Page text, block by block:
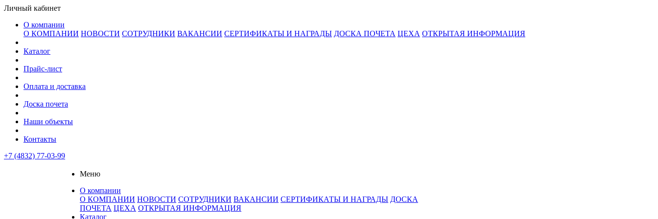
Личный кабинет
О компании
О КОМПАНИИ НОВОСТИ СОТРУДНИКИ ВАКАНСИИ СЕРТИФИКАТЫ И НАГРАДЫ ДОСКА ПОЧЕТА ЦЕХА ОТКРЫТАЯ ИНФОРМАЦИЯ
Каталог
Прайс-лист
Оплата и доставка
Доска почета
Наши объекты
Контакты
+7 (4832) 77-03-99
Меню
О компании
О КОМПАНИИ НОВОСТИ СОТРУДНИКИ ВАКАНСИИ СЕРТИФИКАТЫ И НАГРАДЫ ДОСКА
ПОЧЕТА ЦЕХА ОТКРЫТАЯ ИНФОРМАЦИЯ
Каталог